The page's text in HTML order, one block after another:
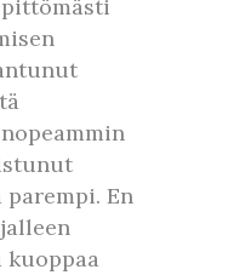
En
kuoppaa